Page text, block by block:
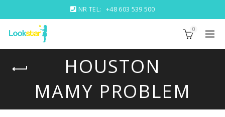
NR TEL: +48 603 539 500
0
HOUSTON
MAMY PROBLEM